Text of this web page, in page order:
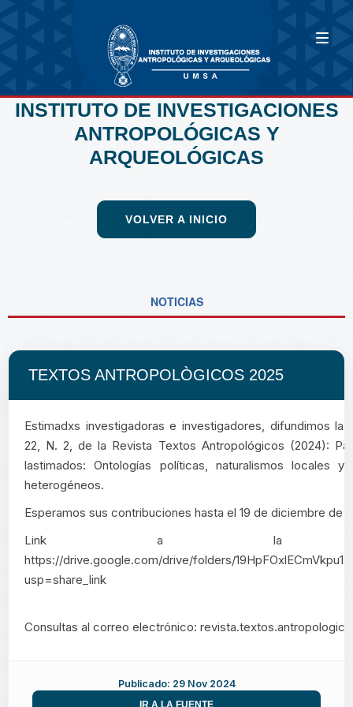
INSTITUTO DE INVESTIGACIONES
ANTROPOLÓGICAS Y
ARQUEOLÓGICAS
VOLVER A INICIO
NOTICIAS
TEXTOS ANTROPOLÒGICOS 2025
Estimadxs investigadoras e investigadores, difundimos la
22, N. 2, de la Revista Textos Antropológicos (2024):
lastimados: Ontologías políticas, naturalismos locales y
heterogéneos.
Esperamos sus contribuciones hasta el 19 de diciembre de
Link a la
https://drive.google.com/drive/folders/
usp=share_link
Consultas al correo electrónico:
Publicado: 29 Nov 2024
IR A LA FUENTE